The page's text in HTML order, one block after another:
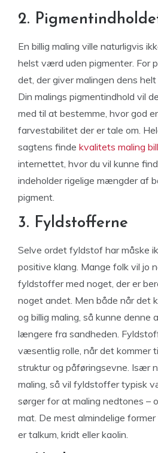
2.
En billig maling ville naturligvis
helst værd uden pigmenter. For
det, der giver malingen dens
Din malings pigmentindhold vil
med til at bestemme, hvor god
farvestabilitet der er tale om.
sagtens finde kvalitets maling
internettet, hvor du vil kunne
indeholder rigelige mængder af
pigment.
3. Fyldstofferne
Selve ordet fyldstof har måske
positive klang. Mange folk vil jo
fyldstoffer med noget, der er
noget andet. Men både når det
og billig maling, så kunne denne
længere fra sandheden.
væsentlig rolle, når det kommer
struktur og påføringsevne. Især
maling, så vil fyldstoffer typisk
sørger for at maling nedtones –
mat. De mest almindelige
er talkum, kridt eller kaolin.